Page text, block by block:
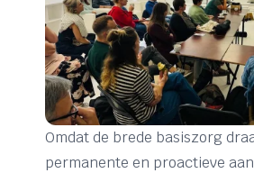
Omdat de brede basiszorg
permanente en proactieve